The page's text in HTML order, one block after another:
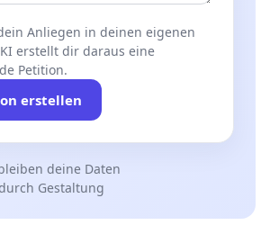
Anliegen in deinen eigenen
erstellt dir daraus eine
Petition.
erstellen
deine Daten
Gestaltung